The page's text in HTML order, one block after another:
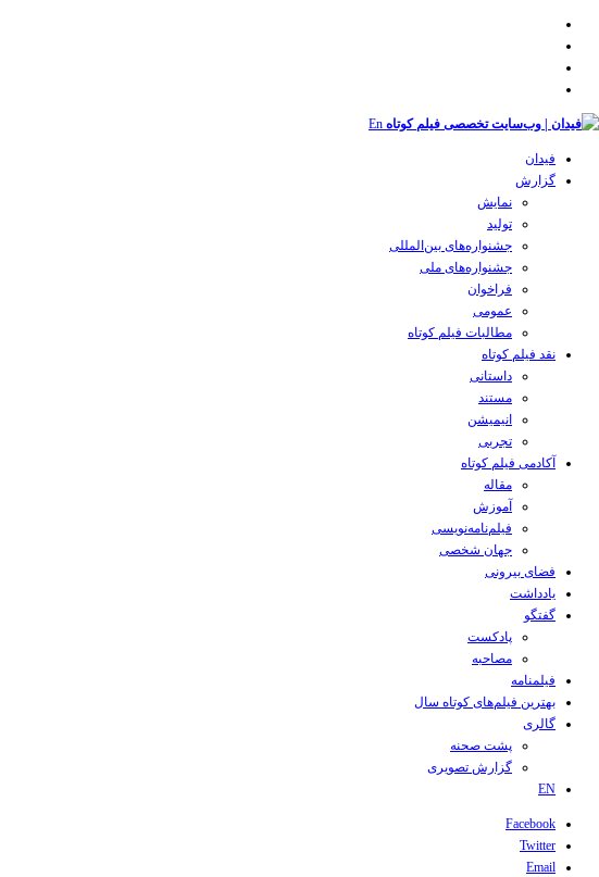
En
فیدان
گزارش
نمایش
تولید
‌‌جشنواره‌های بین‌المللی
جشنواره‌های ملی
فراخوان
عمومی
مطالبات فیلم کوتاه
نقد فیلم کوتاه
داستانی
مستند
انیمیشن
تجربی
آکادمی فیلم کوتاه
مقاله
آموزش
فیلم‌نامه‌نویسی
جهان شخصی
فضای بیرونی
یادداشت
گفتگو
پادکست
مصاحبه
فیلمنامه
بهترین فیلم‌های کوتاه سال
گالری
پشت صحنه
گزارش تصویری
EN
Facebook
Twitter
Email